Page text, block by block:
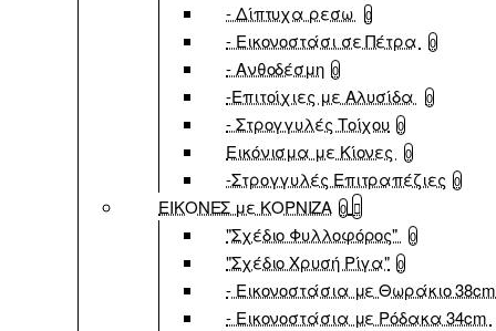
- Δίπτυχα ρεσω 0
- Εικονοστάσι σε Πέτρα 0
- Ανθοδέσμη 0
-Επιτοίχιες με Αλυσίδα 0
- Στρογγυλές Τοίχου 0
Εικόνισμα με Κίονες 0
-Στρογγυλές Επιτραπέζιες 0
ΕΙΚΟΝΕΣ με ΚΟΡΝΙΖΑ 0
"Σχέδιο Φυλλοφόρος" 0
"Σχέδιο Χρυσή Ρίγα" 0
- Εικονοστάσια με Θωράκιο
- Εικονοστάσια με Ρόδακα 34cm